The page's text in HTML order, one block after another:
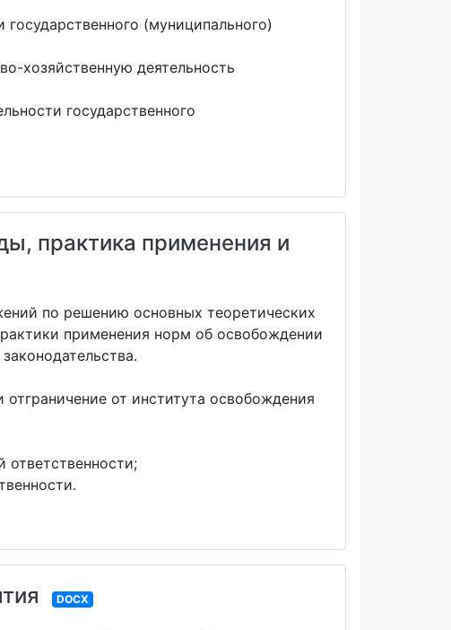
(муниципального)
хозяйственную деятельность
государственного
практика применения и
по решению основных теоретических
применения норм об освобождении
от института освобождения
ответственности;
DOCX